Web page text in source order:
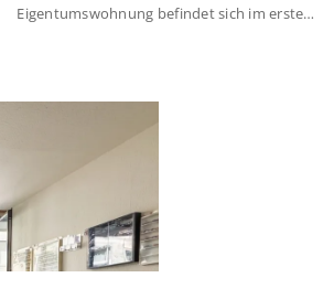
Eigentumswohnung befindet sich im ersten
über 34 m² Wohnfläche., welche sich wie
folgt aufteilen: Beim Betreten der Wohnung
befinden Sie sich in einer praktischen Diele,
welche ausreichend Platz für eine […]